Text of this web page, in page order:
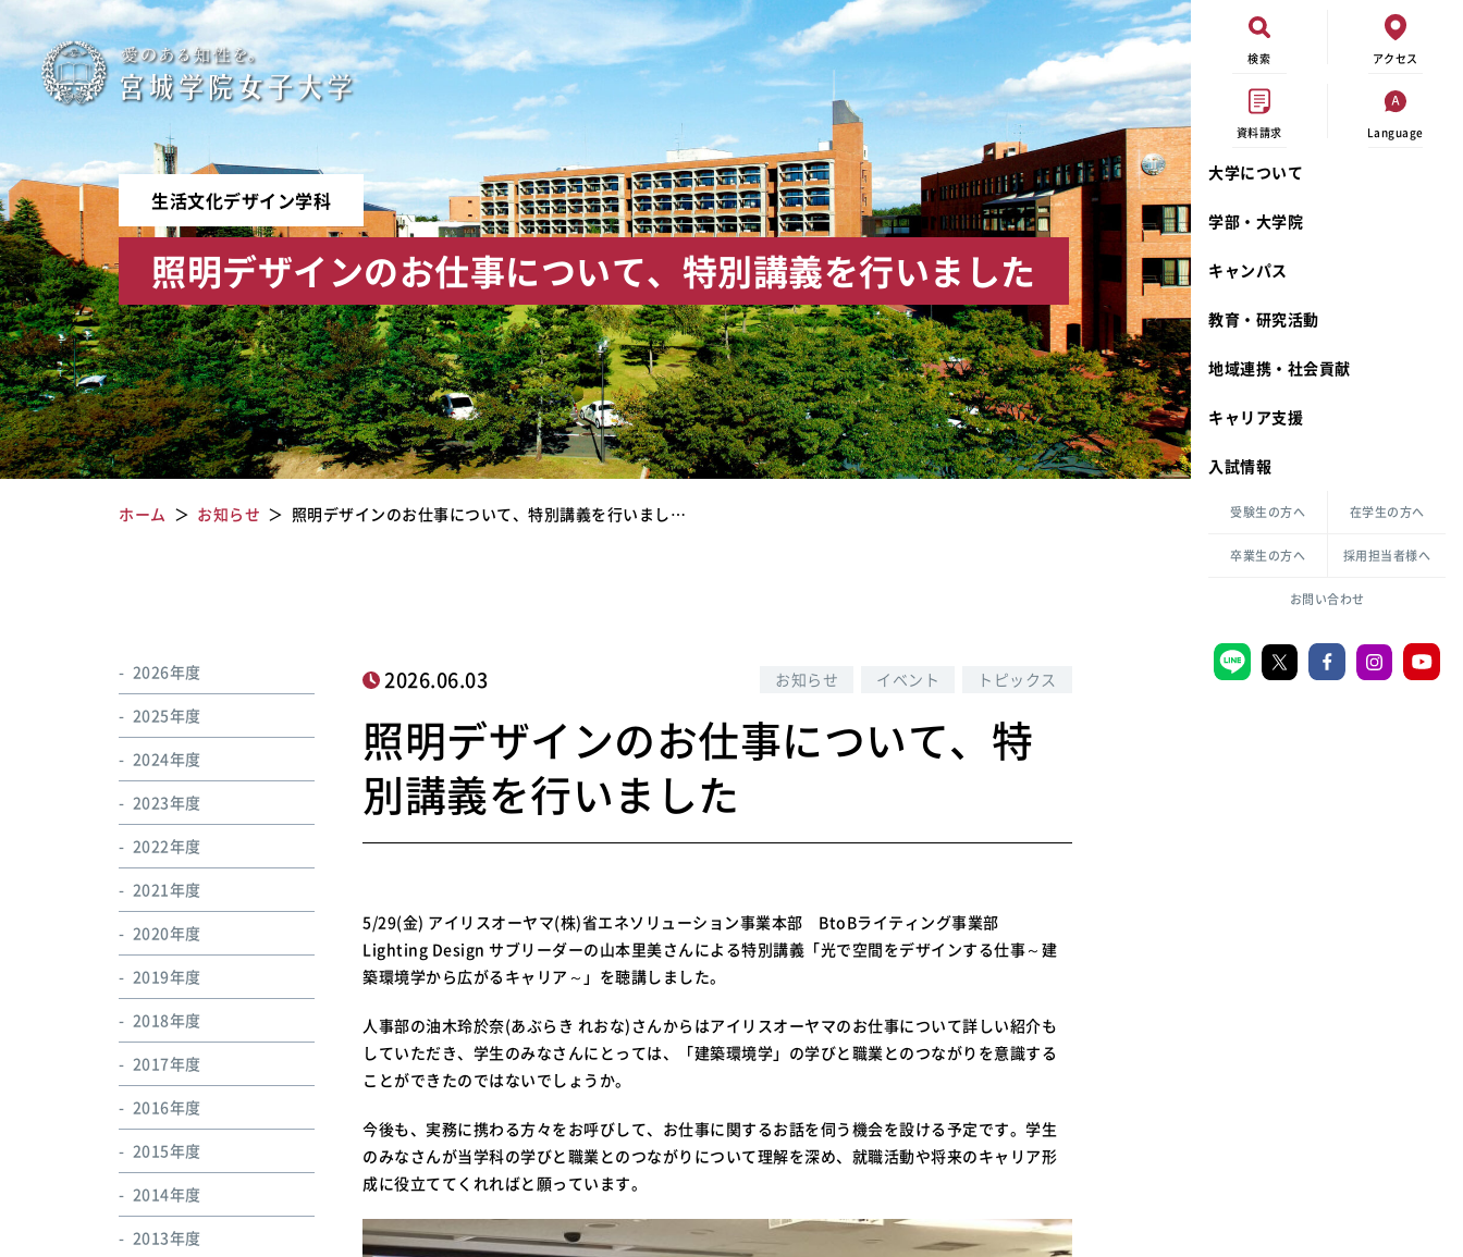
検索 アクセス
資料請求 Language
大学について
宮城学院 校歌
礼拝堂
カリキュラム・ポリシー
倫理憲章
ハラスメントの防止
共生のための多様性宣言
学部・大学院
生活文化デザイン学科
一般教育課程
キャンパス
奨学金
大学祭
キャンパスメンバーズ
教職センター
学芸員課程
図書館司書課程
教育・研究活動動物実験に関する情報公開
キリスト教文化研究所
生活環境科学研究所
地域連携・社会貢献
カリキュラム・入室方法
キャリア支援
入試情報
受験生の方へ 在学生の方へ
卒業生の方へ 採用担当者様へ
お問い合わせ
宮
城
学
院
女
子
大
学
生活文化デザイン学科
照明デザインのお仕事について、特別講義を行いました
ホーム お知らせ 照明デザインのお仕事について、特別講義を行いまし…
2026.06.03 お知らせ イベント トピックス
照明デザインのお仕事について、特
別講義を行いました
5/29(金) アイリスオーヤマ(株)省エネソリューション事業本部 BtoBライティング事業部
Lighting Design サブリーダーの山本里美さんによる特別講義「光で空間をデザインする仕事～建
築環境学から広がるキャリア～」を聴講しました。
人事部の油木玲於奈(あぶらき れおな)さんからはアイリスオーヤマのお仕事について詳しい紹介も
していただき、学生のみなさんにとっては、「建築環境学」の学びと職業とのつながりを意識する
ことができたのではないでしょうか。
今後も、実務に携わる方々をお呼びして、お仕事に関するお話を伺う機会を設ける予定です。学生
のみなさんが当学科の学びと職業とのつながりについて理解を深め、就職活動や将来のキャリア形
成に役立ててくれればと願っています。
2026年度
2025年度
2024年度
2023年度
2022年度
2021年度
2020年度
2019年度
2018年度
2017年度
2016年度
2015年度
2014年度
2013年度